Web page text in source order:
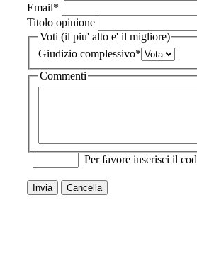
Email*
Titolo opinione
Voti (il piu' alto e' il migliore)
Giudizio complessivo*
Commenti
Per favore inserisci il
Invia Cancella